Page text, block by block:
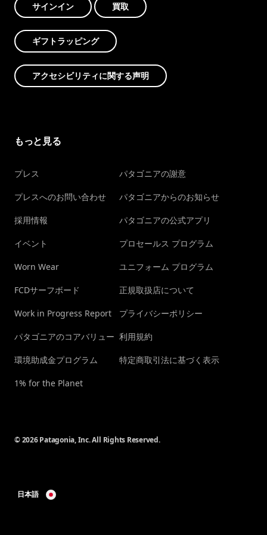
サインイン 買取
ギフトラッピング
アクセシビリティに関する声明
もっと見る
プレス
プレスへのお問い合わせ
採用情報
イベント
Worn Wear
FCDサーフボード
Work in Progress Report
パタゴニアのコアバリュー
環境助成金プログラム
1% for the Planet
パタゴニアの謝意
パタゴニアからのお知らせ
パタゴニアの公式アプリ
プロセールス プログラム
ユニフォーム プログラム
正規取扱店について
プライバシーポリシー
利用規約
特定商取引法に基づく表示
© 2026 Patagonia, Inc. All Rights Reserved.
日本語